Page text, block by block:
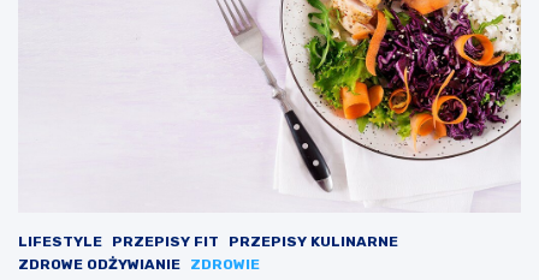
LIFESTYLE PRZEPISY FIT
PRZEPISY KULINARNE
ZDROWE ODŻYWIANIE
ZDROWIE